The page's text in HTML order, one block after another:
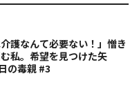
介護なんて必要ない！」憎き
私。希望を見つけた矢
の毒親 #3